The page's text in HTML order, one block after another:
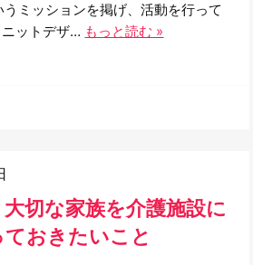
うミッションを掲げ、活動を行って
ットデザ… もっと読む »
切な家族を介護施設に
おきたいこと